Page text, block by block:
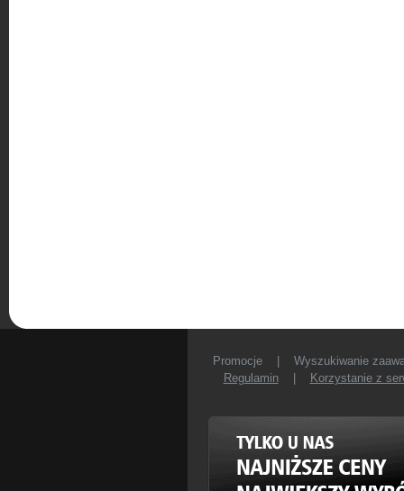
Promocje| Wyszukiwanie
Regulamin| Korzystanie z